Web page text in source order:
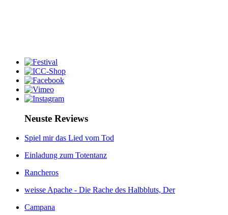
Neuste Reviews
Spiel mir das Lied vom Tod
Einladung zum Totentanz
Rancheros
weisse Apache - Die Rache des Halbbluts, Der
Campana